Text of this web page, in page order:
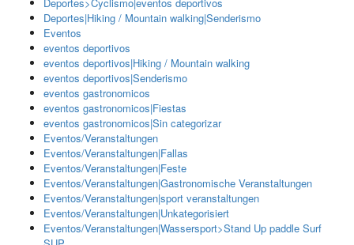
Deportes|Hiking / Mountain walking|Senderismo
Eventos
eventos deportivos
eventos deportivos|Hiking / Mountain walking
eventos deportivos|Senderismo
eventos gastronomicos
eventos gastronomicos|Fiestas
eventos gastronomicos|Sin categorizar
Eventos/Veranstaltungen
Eventos/Veranstaltungen|Fallas
Eventos/Veranstaltungen|Feste
Eventos/Veranstaltungen|Gastronomische Veranstaltungen
Eventos/Veranstaltungen|sport veranstaltungen
Eventos/Veranstaltungen|Unkategorisiert
Eventos/Veranstaltungen|Wassersport>Stand Up paddle Surf